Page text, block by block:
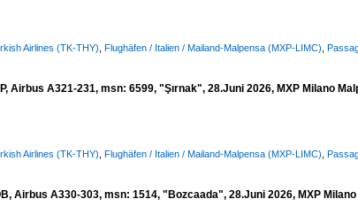
Airlines (TK-THY) Flughäfen / Italien / Mailand-Malpensa (MXP-LIMC)
Airbus A321-231, msn: 6599, "Şırnak", 28.Juni 2026, MXP Milano
Airlines (TK-THY) Flughäfen / Italien / Mailand-Malpensa (MXP-LIMC)
Airbus A330-303, msn: 1514, "Bozcaada", 28.Juni 2026, MXP